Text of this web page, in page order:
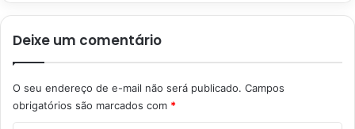
Deixe um comentário
O seu endereço de e-mail não será publicado. Campos
obrigatórios são marcados com *